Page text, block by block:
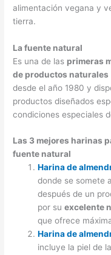
alimentación vegana y
tierra.
La fuente natural
Es una de las primeras
de productos naturales
desde el año 1980 y
productos diseñados
condiciones especiales
Las 3 mejores harinas
fuente natural
Harina de
donde se somete
después de un
por suexcelente
que ofrece
Harina de
incluye la piel de